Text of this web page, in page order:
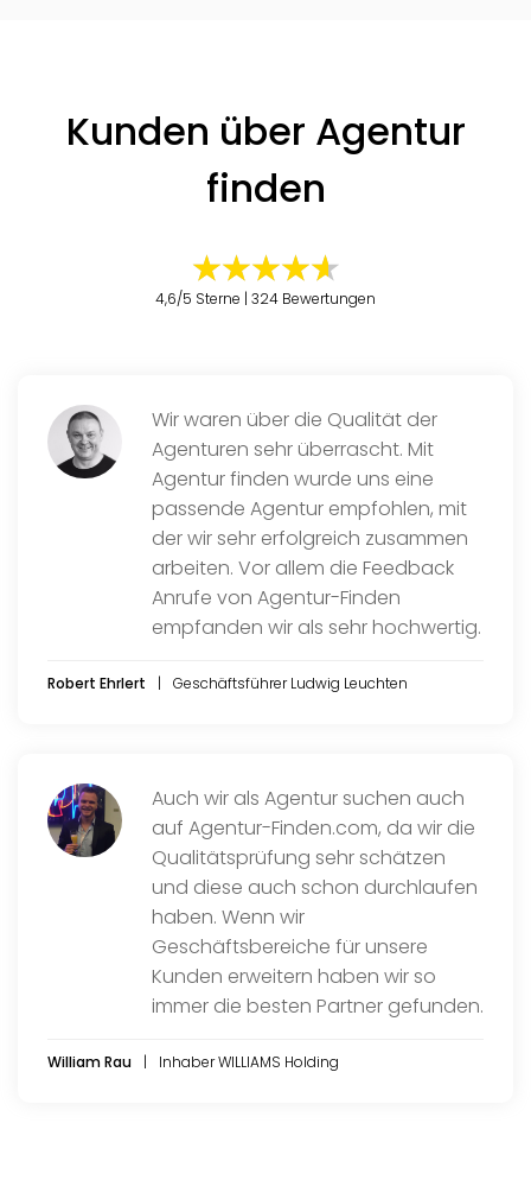
Kunden über Agentur
finden
4,6/5 Sterne | 324 Bewertungen
Wir waren über die Qualität der
Agenturen sehr überrascht. Mit
Agentur finden wurde uns eine
passende Agentur empfohlen, mit
der wir sehr erfolgreich zusammen
arbeiten. Vor allem die Feedback
Anrufe von Agentur-Finden
empfanden wir als sehr hochwertig.
Robert Ehrlert Geschäftsführer Ludwig Leuchten
Auch wir als Agentur suchen auch
auf Agentur-Finden.com, da wir die
Qualitätsprüfung sehr schätzen
und diese auch schon durchlaufen
haben. Wenn wir
Geschäftsbereiche für unsere
Kunden erweitern haben wir so
immer die besten Partner gefunden.
William Rau Inhaber WILLIAMS Holding